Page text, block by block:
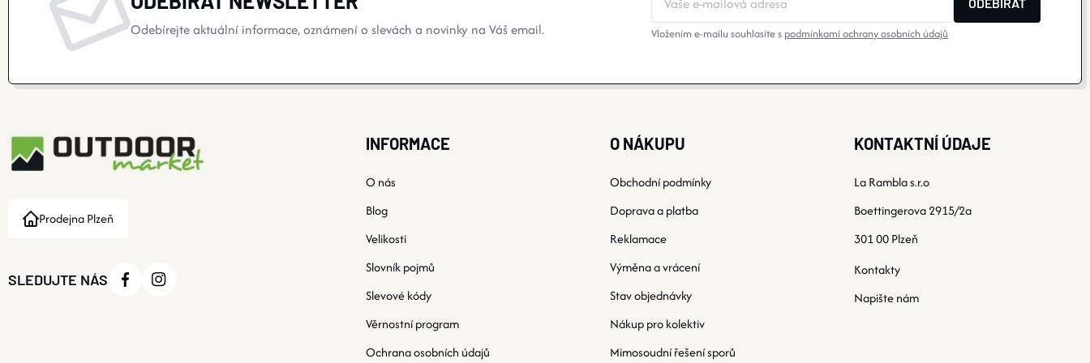
Odebírejte aktuální informace, oznámení o slevách a novinky na Váš email.
ODEBÍRAT
Vložením e-mailu souhlasíte s podmínkami ochrany osobních údajů
Prodejna Plzeň
SLEDUJTE NÁS
INFORMACE
O nás
Blog
Velikosti
Slovník pojmů
Slevové kódy
Věrnostní program
Ochrana osobních údajů
O NÁKUPU
Obchodní podmínky
Doprava a platba
Reklamace
Výměna a vrácení
Stav objednávky
Nákup pro kolektiv
Mimosoudní řešení sporů
KONTAKTNÍ ÚDAJE
La Rambla s.r.o
Boettingerova 2915/2a
301 00 Plzeň
Kontakty
Napište nám